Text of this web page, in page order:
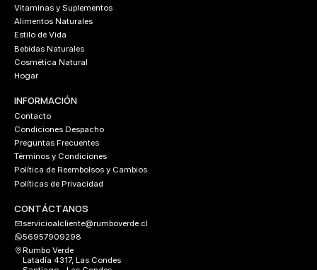
Vitaminas y Suplementos
Alimentos Naturales
Estilo de Vida
Bebidas Naturales
Cosmética Natural
Hogar
INFORMACIÓN
Contacto
Condiciones Despacho
Preguntas Frecuentes
Términos y Condiciones
Política de Reembolsos y Cambios
Políticas de Privacidad
CONTÁCTANOS
servicioalcliente@rumboverde.cl
56957909298
Rumbo Verde
Latadía 4317, Las Condes